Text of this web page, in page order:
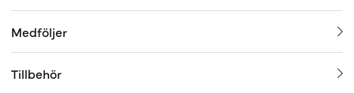
Medföljer
Tillbehör